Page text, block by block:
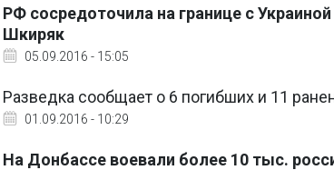
РФ сосредоточила на границе с
Шкиряк
05.09.2016 - 15:05
Разведка сообщает о 6 погибших и 11
01.09.2016 - 10:29
На Донбассе воевали более 10 тыс.